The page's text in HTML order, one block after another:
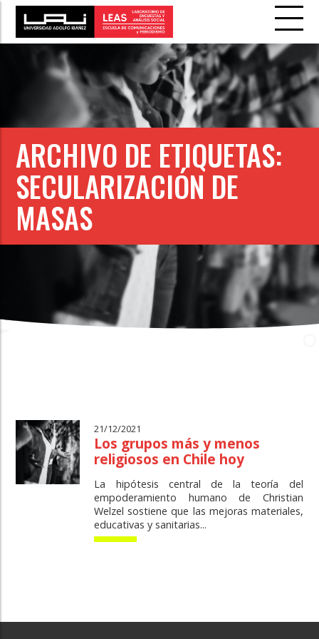
ARCHIVO DE ETIQUETAS:
SECULARIZACIÓN DE
MASAS
21/12/2021
Los grupos más y menos
religiosos en Chile hoy
La hipótesis central de la teoría del
empoderamiento humano de Christian
Welzel sostiene que las mejoras materiales,
educativas y sanitarias...